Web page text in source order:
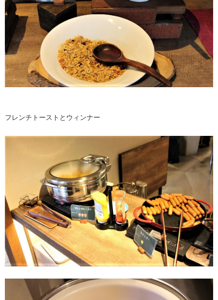
フレンチトーストとウィンナー